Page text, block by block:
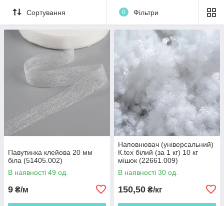
Сортування 0 Фільтри
Павутинка клейова 20 мм
біла (51405.002)
В наявності 49 од.
9 ₴/м
Наповнювач (універсальний)
К.tex білий (за 1 кг) 10 кг
мішок (22661.009)
В наявності 30 од.
150,50 ₴/кг